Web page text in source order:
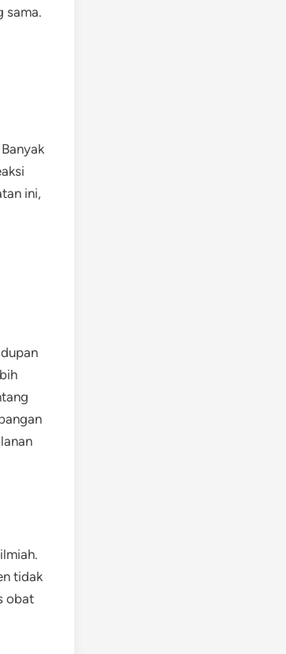
sama.
ini,
tidak
obat